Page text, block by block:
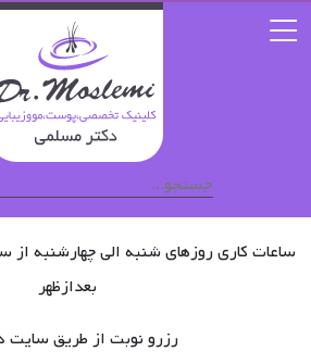
بعدازظهر
رزرو نوبت از طریق سایت